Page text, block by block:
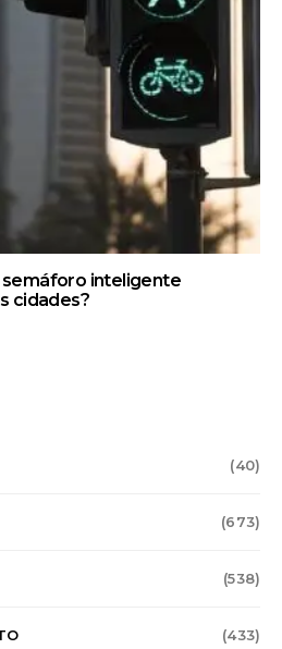
semáforo inteligente
cidades?
(40)
(673)
(538)
(433)